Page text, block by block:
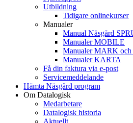
Utbildning
Tidigare onlinekurser
Manualer
Manual Näsgård
Manualer MOBILE
Manualer MARK
Manualer KARTA
Få din faktura via e-post
Servicemeddelande
Hämta Näsgård program
Om Datalogisk
Medarbetare
Datalogisk historia
Aktuellt